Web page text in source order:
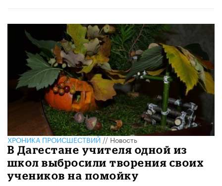
ХРОНИКА ПРОИСШЕСТВИЙ//Новость
В Дагестане учителя одной из
школ выбросили творения своих
учеников на помойку